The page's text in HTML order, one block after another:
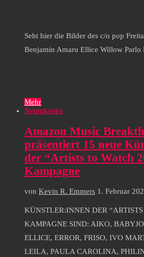
Seht hier die Bilder des c/o pop
Benjamin Amaru Ellice Willow Parlo
Mehr
Neuigkeiten
Amazon Music
präsentiert 15 neue
der “Artists to Watch
Kampagne
von Kevin R. Emmers 1. Februar
KÜNSTLER:INNEN DER
KAMPAGNE SIND: AIKO,
ELLICE, ERROR, FRISO, IVO
LEILA, PAULA CAROLINA,